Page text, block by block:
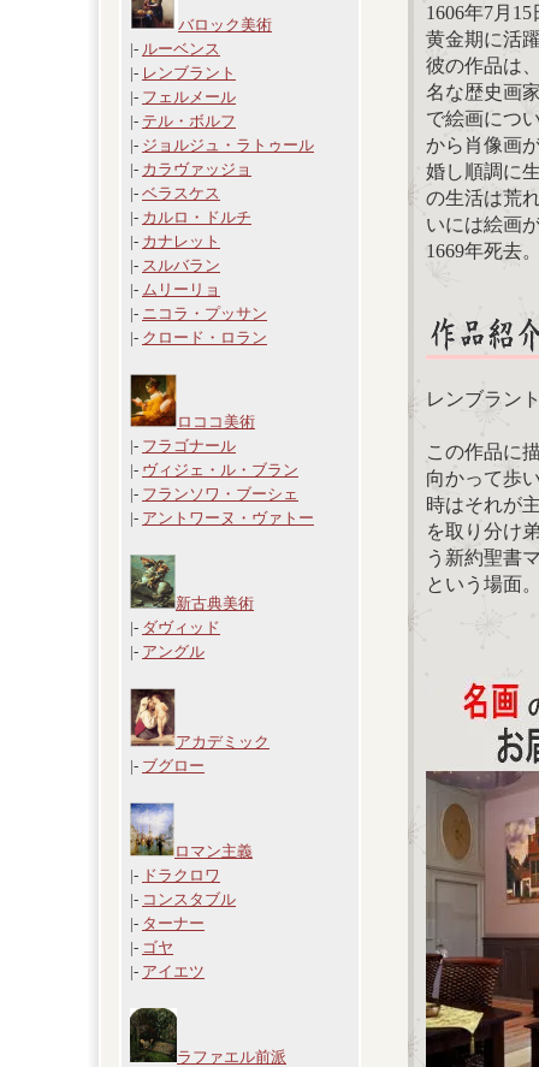
バロック美術
|- ルーベンス
|- レンブラント
|- フェルメール
|- テル・ボルフ
|- ジョルジュ・ラトゥール
|- カラヴァッジョ
|- ベラスケス
|- カルロ・ドルチ
|- カナレット
|- スルバラン
|- ムリーリョ
|- ニコラ・プッサン
|- クロード・ロラン
ロココ美術
|- フラゴナール
|- ヴィジェ・ル・ブラン
|- フランソワ・ブーシェ
|- アントワーヌ・ヴァトー
新古典美術
|- ダヴィッド
|- アングル
アカデミック
|- ブグロー
ロマン主義
|- ドラクロワ
|- コンスタブル
|- ターナー
|- ゴヤ
|- アイエツ
ラファエル前派
1606年7月
黄金期に活
彼の作品は
名な歴史画
で絵画につ
から肖像画
婚し順調に
の生活は荒
いには絵画
1669年死去
レンブラン
この作品に
向かって歩
時はそれが
を取り分け
う新約聖書
という場面